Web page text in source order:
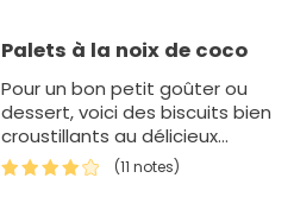
Palets à la noix de coco
Pour un bon petit goûter ou
dessert, voici des biscuits bien
croustillants au délicieux
parfum de coco !Ils se marient
parfaitement avec un thé ou
(11 notes)